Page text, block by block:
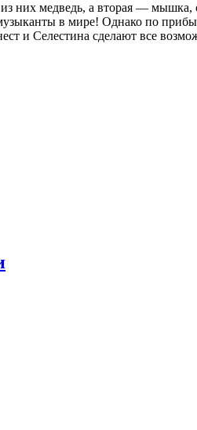
них медведь, а вторая — мышка,
в мире! Однако по
и Селестина сделают все